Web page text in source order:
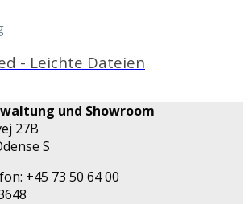
- Leichte Dateien
und Showroom
27B
S
+45 73 50 64 00